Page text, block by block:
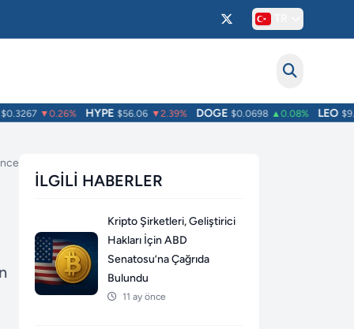
▼0.26% HYPE $56.06 ▼2.39% DOGE $0.0698 ▲0.08% LEO $9.75
İLGILI HABERLER
Kripto Şirketleri, Geliştirici
Hakları İçin ABD
Senatosu’na Çağrıda
Bulundu
11 ay önce